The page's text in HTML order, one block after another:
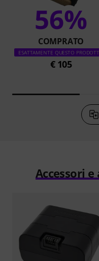
56%
COMPRATO
ESATTAMENTE QUESTO
€ 105
Accessori